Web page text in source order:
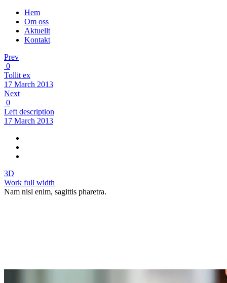
Hem
Om oss
Aktuellt
Kontakt
Prev
0
Tollit ex
17 March 2013
Next
0
Left description
17 March 2013
3D
Work full width
Nam nisl enim, sagittis pharetra.